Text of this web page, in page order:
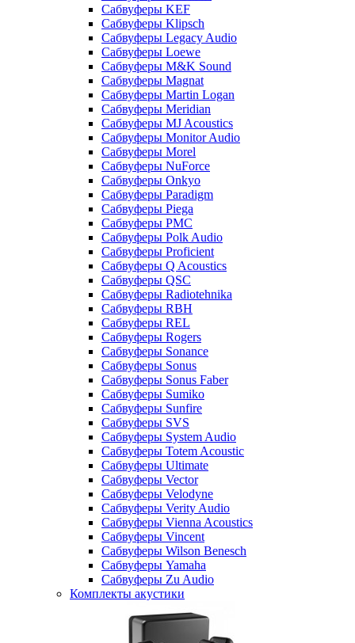
Сабвуферы KEF
Сабвуферы Klipsch
Сабвуферы Legacy Audio
Сабвуферы Loewe
Сабвуферы M&K Sound
Сабвуферы Magnat
Сабвуферы Martin Logan
Сабвуферы Meridian
Сабвуферы MJ Acoustics
Сабвуферы Monitor Audio
Сабвуферы Morel
Сабвуферы NuForce
Сабвуферы Onkyo
Сабвуферы Paradigm
Сабвуферы Piega
Сабвуферы PMC
Сабвуферы Polk Audio
Сабвуферы Proficient
Сабвуферы Q Acoustics
Сабвуферы QSC
Сабвуферы Radiotehnika
Сабвуферы RBH
Сабвуферы REL
Сабвуферы Rogers
Сабвуферы Sonance
Сабвуферы Sonus
Сабвуферы Sonus Faber
Сабвуферы Sumiko
Сабвуферы Sunfire
Сабвуферы SVS
Сабвуферы System Audio
Сабвуферы Totem Acoustic
Сабвуферы Ultimate
Сабвуферы Vector
Сабвуферы Velodyne
Сабвуферы Verity Audio
Сабвуферы Vienna Acoustics
Сабвуферы Vincent
Сабвуферы Wilson Benesch
Сабвуферы Yamaha
Сабвуферы Zu Audio
Комплекты акустики